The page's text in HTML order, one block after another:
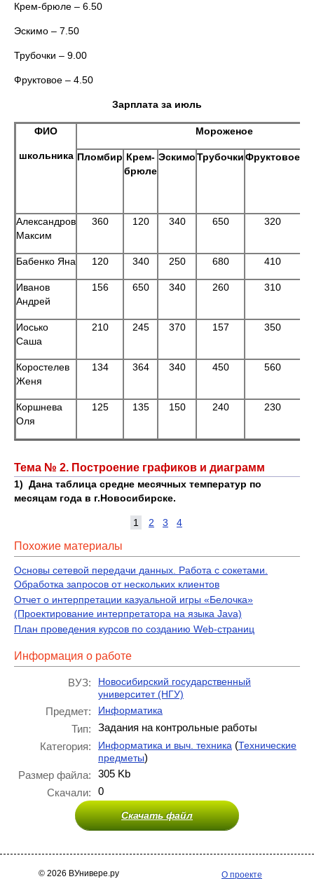
Крем-брюле – 6.50
Эскимо – 7.50
Трубочки – 9.00
Фруктовое – 4.50
Зарплата за июль
ФИО
школьника
Мороженое
Пломбир Крем-
брюле
ЭскимоТрубочкиФруктовое
Александров
Максим
360 120 340 650 320
Бабенко Яна 120 340 250 680 410
Иванов
Андрей
156 650 340 260 310
Иосько
Саша
210 245 370 157 350
Коростелев
Женя
134 364 340 450 560
Коршнева
Оля
125 135 150 240 230
Тема № 2. Построение графиков и диаграмм
1) Дана таблица средне месячных температур по
месяцам года в г.Новосибирске.
1 2 3 4
Похожие материалы
Основы сетевой передачи данных. Работа с сокетами.
Обработка запросов от нескольких клиентов
Отчет о интерпретации казуальной игры «Белочка»
(Проектирование интерпретатора на языка Java)
План проведения курсов по созданию Web-страниц
Информация о работе
ВУЗ:
Новосибирский государственный
университет (НГУ)
Предмет: Информатика
Тип:
Задания на контрольные работы
Категория:
Информатика и выч. техника (Технические
предметы)
Размер файла:
305 Kb
Скачали:
0
Скачать файл
© 2026 ВУнивере.ру О проекте